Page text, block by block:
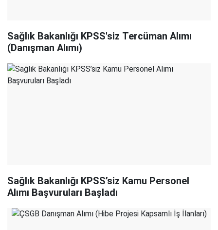
Sağlık Bakanlığı KPSS'siz Tercüman Alımı
(Danışman Alımı)
Sağlık Bakanlığı KPSS’siz Kamu Personel
Alımı Başvuruları Başladı